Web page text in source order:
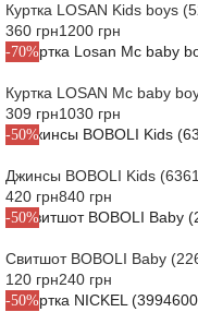
Куртка LOSAN Kids boys
360 грн1200 грн
-70%
Куртка LOSAN Mc baby
309 грн1030 грн
-50%
Джинсы BOBOLI Kids
420 грн840 грн
-50%
Свитшот BOBOLI Baby
120 грн240 грн
-50%